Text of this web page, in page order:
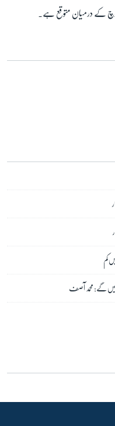
کے درمیان متوقع ہے۔
کم
ملیں گے: محمد آصف